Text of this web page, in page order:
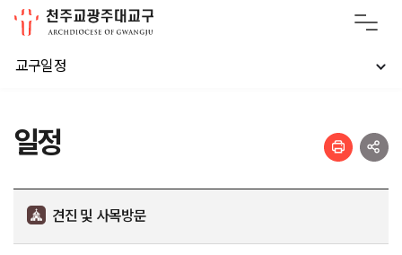
교구일정
일정
견진 및 사목방문